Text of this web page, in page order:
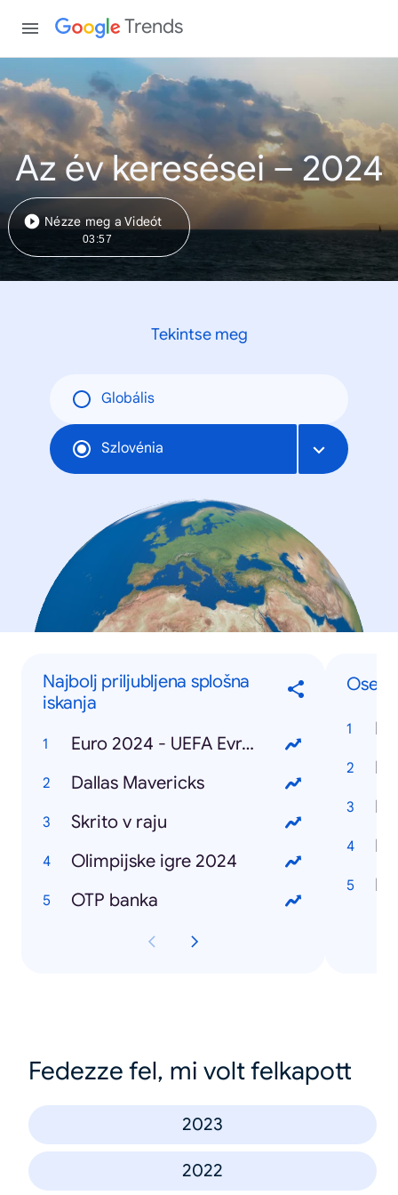
Trends
Az év keresései – 2024
Nézze meg a Videót
03:57
Tekintse meg
Globális
Szlovénia
Najbolj priljubljena splošna
iskanja
Euro 2024 - UEFA Evropsko prvenstvo v nogometu
Dallas Mavericks
Skrito v raju
Olimpijske igre 2024
OTP banka
Osebe
Fedezze fel, mi volt felkapott
2023
2022